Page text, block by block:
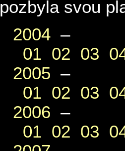
pozbyla svou
2004 –
01 02 03
2005 –
01 02 03
2006 –
01 02 03